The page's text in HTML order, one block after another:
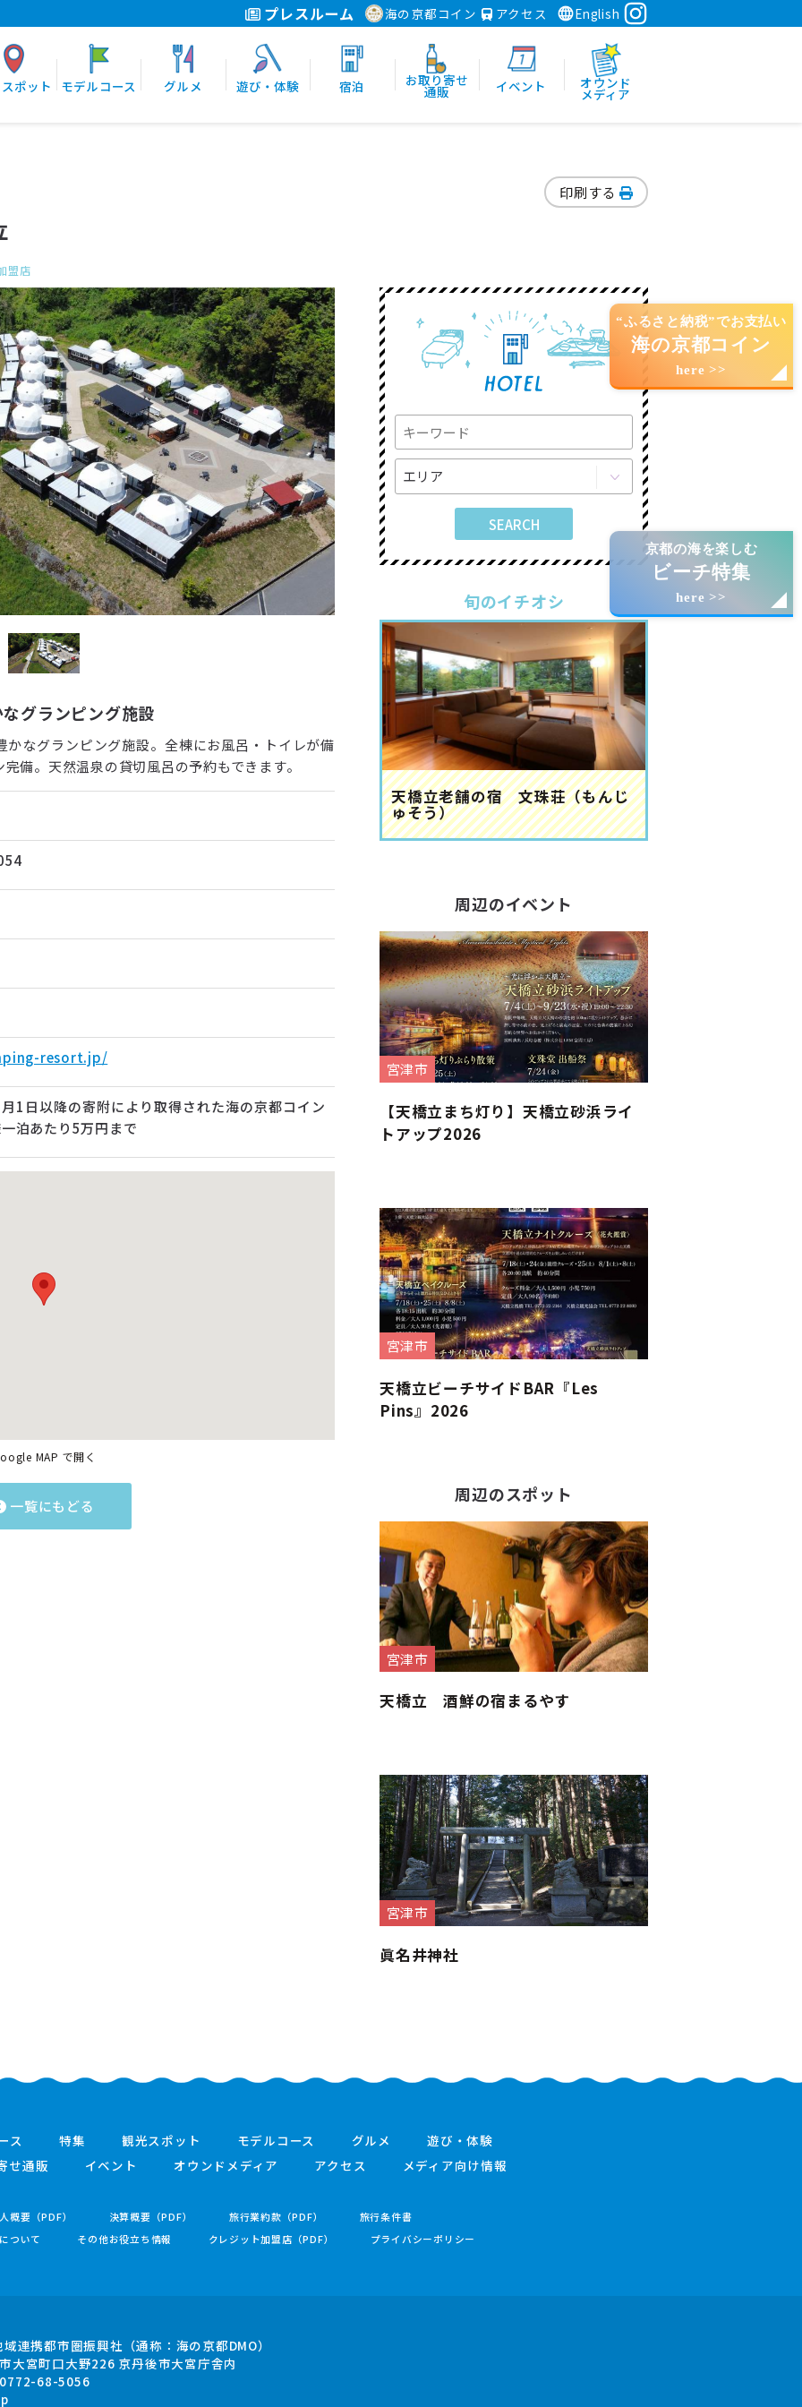
プレスルーム 海の京都コイン アクセス English
ポット モデルコース グルメ 遊び・体験 宿泊 お取り寄せ
通販 イベント オウンド
メディア
“ふるさと納税”でお支払い
海の京都コイン
here >>
京都の海を楽しむ
ビーチ特集
here >>
印刷する
盟店
グランピング施設
なグランピング施設。全棟にお風呂・トイレが備
備。天然温泉の貸切風呂の予約もできます。
resort.jp/
1日以降の寄附により取得された海の京都コイン
泊あたり5万円まで
MAP で開く
一覧にもどる
旬のイチオシ
天橋立老舗の宿 文珠荘（もんじ
ゅそう）
周辺のイベント
宮津市
【天橋立まち灯り】天橋立砂浜ライ
トアップ2026
宮津市
天橋立ビーチサイドBAR『Les
Pins』2026
周辺のスポット
宮津市
天橋立 酒鮮の宿まるやす
宮津市
眞名井神社
ス 特集 観光スポット モデルコース グルメ
遊び・体験
せ通販
イベント オウンドメディア アクセス メディア向け情報
概要（PDF） 決算概要（PDF） 旅行業約款（PDF）
旅行条件書
ついて
その他お役立ち情報 クレジット加盟店（PDF） プライバシーポリシー
連携都市圏振興社 （通称：海の京都DMO）
大宮町口大野226 京丹後市大宮庁舎内
68-5056